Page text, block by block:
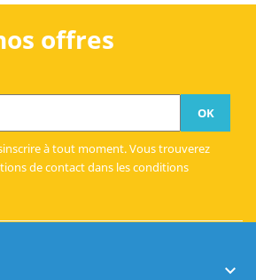
offres
à tout moment. Vous trouverez
de contact dans les conditions
